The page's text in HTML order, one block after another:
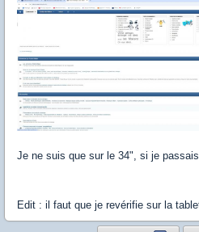
Je ne suis que sur le 34", si je
Edit : il faut que je revérifie sur la